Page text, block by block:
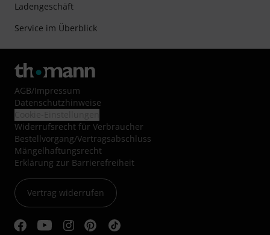
Ladengeschäft
Service im Überblick
AGB/Impressum
Datenschutzhinweise
Widerrufsrecht für Verbraucher
Bestellvorgang/Vertragsabschluss
Mängelhaftungsrecht
Erklärung zur Barrierefreiheit
Vertrag widerrufen